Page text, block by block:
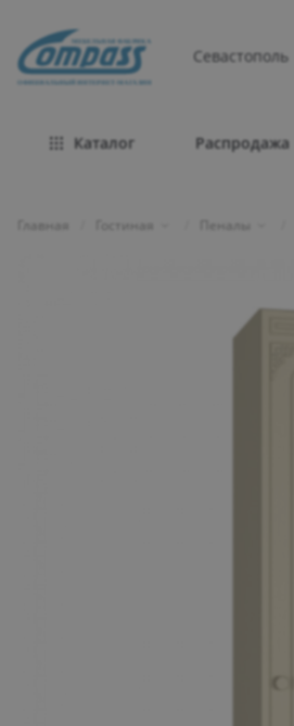
МЕБЕЛЬНАЯ ФАБРИКА
ОФИЦИАЛЬНЫЙ ИНТЕРНЕТ-МАГАЗИН
Севастополь
Каталог Распродажа
Главная